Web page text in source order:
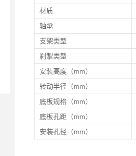
材质
轴承
支架类型
刹掣类型
安装高度（mm）
转动半径（mm）
底板规格（mm）
底板孔距（mm）
安装孔径（mm）